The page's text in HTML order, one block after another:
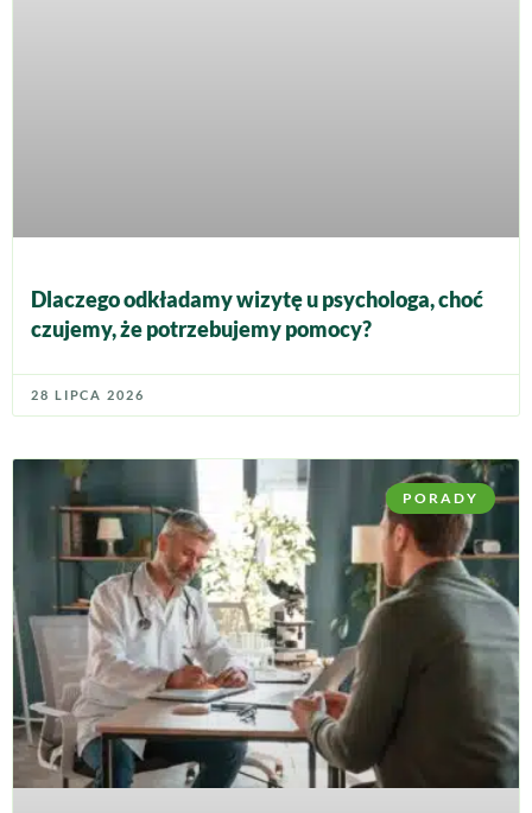
Dlaczego odkładamy wizytę u psychologa, choć
czujemy, że potrzebujemy pomocy?
28 LIPCA 2026
PORADY